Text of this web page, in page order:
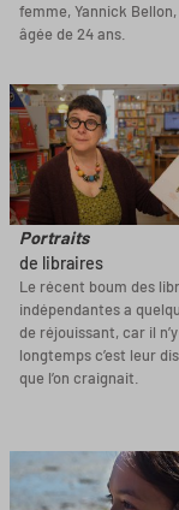
femme, Yannick
âgée de 24 ans.
Portraits
de libraires
Le récent boum des
indépendantes a
de réjouissant, car il
longtemps c’est leur
que l’on craignait.